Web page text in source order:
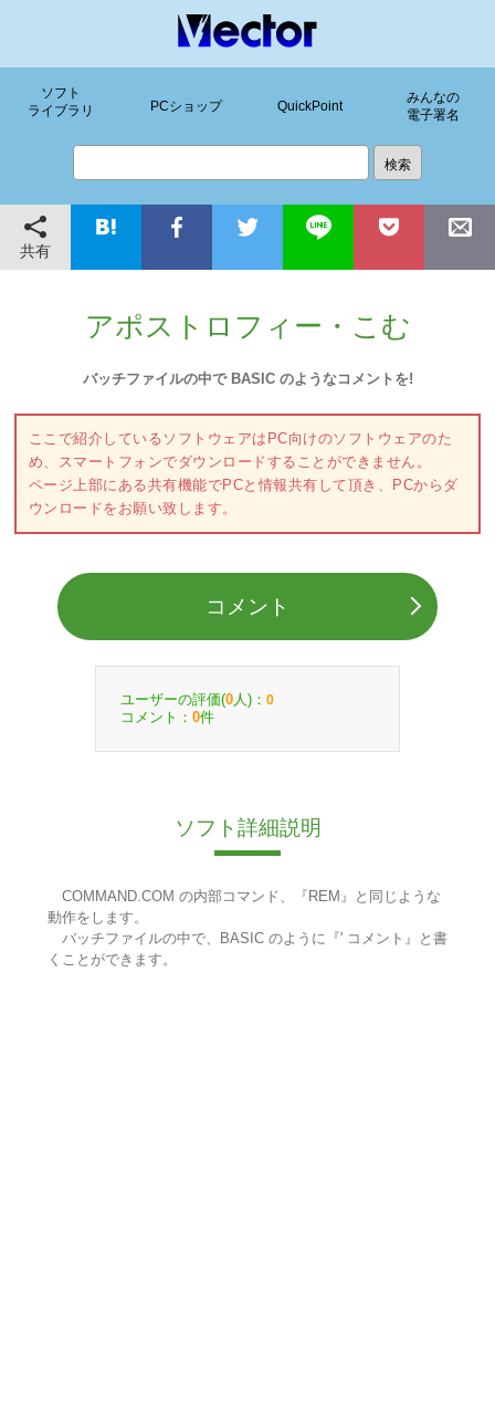
ソフト
ライブラリ
PCショップ QuickPoint
みんなの
電子署名
共有
アポストロフィー・こむ
バッチファイルの中で BASIC のようなコメントを!
ここで紹介しているソフトウェアはPC向けのソフトウェアのた
め、スマートフォンでダウンロードすることができません。
ページ上部にある共有機能でPCと情報共有して頂き、PCからダ
ウンロードをお願い致します。
コメント
ユーザーの評価(0 人)： 0
コメント： 0件
ソフト詳細説明
COMMAND.COM の内部コマンド、『REM』と同じような
動作をします。
バッチファイルの中で、BASIC のように『' コメント』と書
くことができます。